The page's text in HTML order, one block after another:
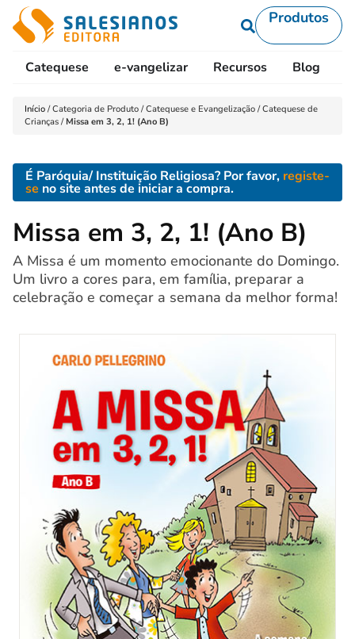
Produtos
Catequese e-vangelizar Recursos Blog
Início /Categoria de Produto /Catequese e Evangelização /Catequese de
Crianças / Missa em 3, 2, 1! (Ano B)
É Paróquia/ Instituição Religiosa? Por favor, registe-
se no site antes de iniciar a compra.
Missa em 3, 2, 1! (Ano B)
A Missa é um momento emocionante do Domingo.
Um livro a cores para, em família, preparar a
celebração e começar a semana da melhor forma!